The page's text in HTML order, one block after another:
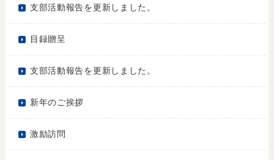
支部活動報告を更新しました。
目録贈呈
支部活動報告を更新しました。
新年のご挨拶
激励訪問